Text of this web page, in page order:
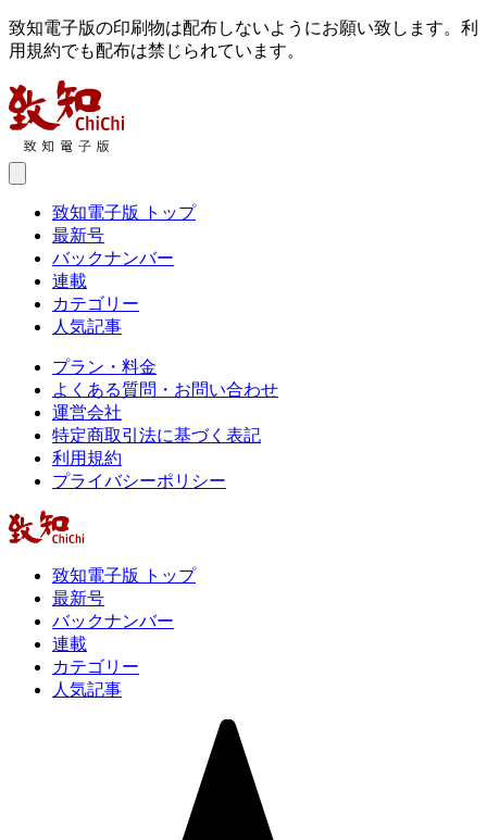
致知電子版の印刷物は配布しないようにお願い致します。利
用規約でも配布は禁じられています。
致知電子版 トップ
最新号
バックナンバー
連載
カテゴリー
人気記事
プラン・料金
よくある質問・お問い合わせ
運営会社
特定商取引法に基づく表記
利用規約
プライバシーポリシー
致知電子版 トップ
最新号
バックナンバー
連載
カテゴリー
人気記事